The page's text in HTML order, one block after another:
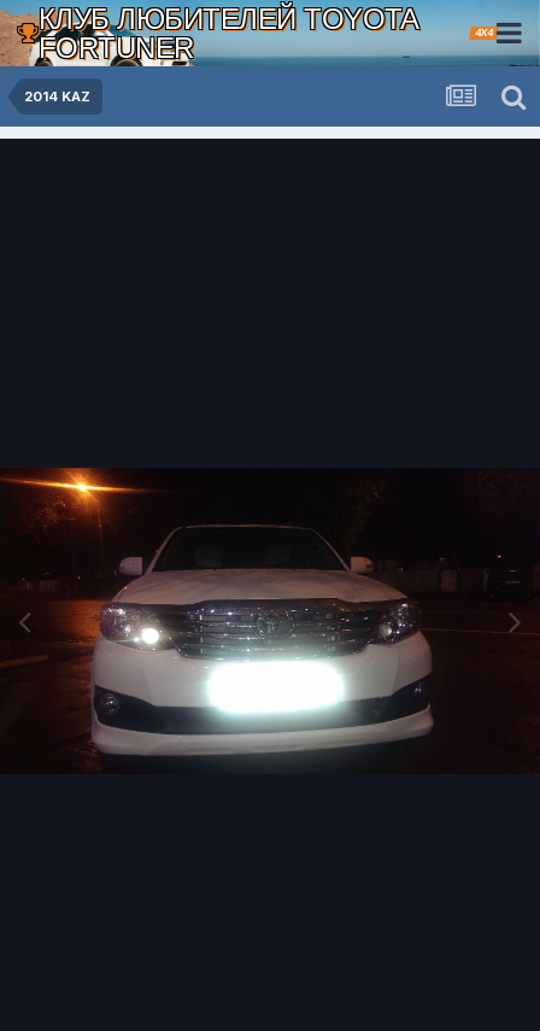
КЛУБ ЛЮБИТЕЛЕЙ TOYOTA
FORTUNER
4X4
2014 KAZ